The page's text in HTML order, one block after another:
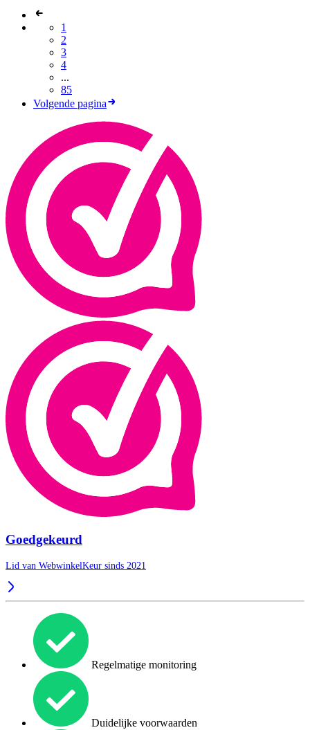
1
2
3
4
...
85
Volgende pagina
Goedgekeurd
Lid van WebwinkelKeur sinds 2021
Regelmatige monitoring
Duidelijke voorwaarden